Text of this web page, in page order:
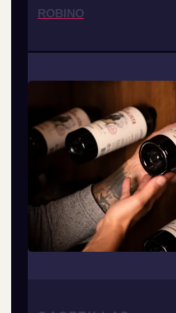
ROBINO